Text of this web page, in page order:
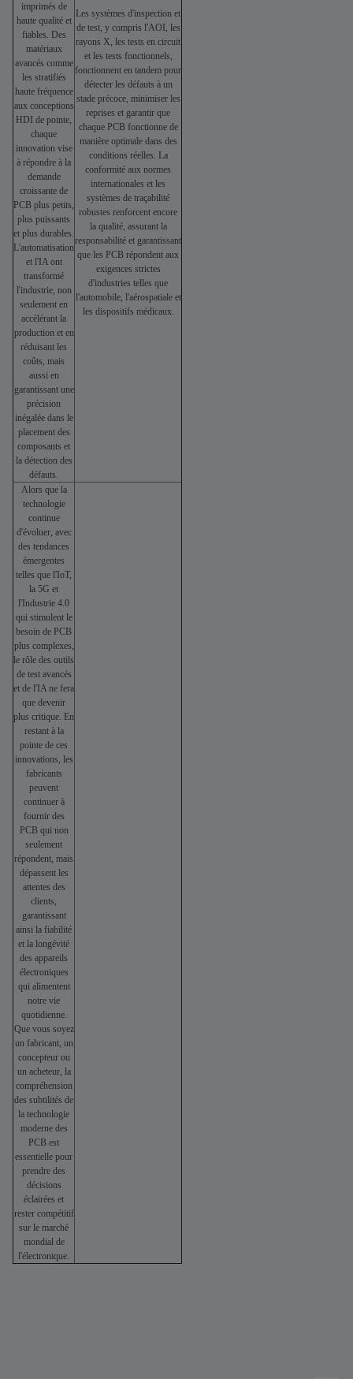
imprimés de
haute qualité et
fiables. Des
matériaux
avancés comme
les stratifiés
haute fréquence
aux conceptions
HDI de pointe,
chaque
innovation vise
à répondre à la
demande
croissante de
PCB plus petits,
plus puissants
et plus durables.
L'automatisation
et l'IA ont
transformé
l'industrie, non
seulement en
accélérant la
production et en
réduisant les
coûts, mais
aussi en
garantissant une
précision
inégalée dans le
placement des
composants et
la détection des
défauts.
Les systèmes d'inspection et
de test, y compris l'AOI, les
rayons X, les tests en circuit
et les tests fonctionnels,
fonctionnent en tandem pour
détecter les défauts à un
stade précoce, minimiser les
reprises et garantir que
chaque PCB fonctionne de
manière optimale dans des
conditions réelles. La
conformité aux normes
internationales et les
systèmes de traçabilité
robustes renforcent encore
la qualité, assurant la
responsabilité et garantissant
que les PCB répondent aux
exigences strictes
d'industries telles que
l'automobile, l'aérospatiale et
les dispositifs médicaux.
Alors que la
technologie
continue
d'évoluer, avec
des tendances
émergentes
telles que l'IoT,
la 5G et
l'Industrie 4.0
qui stimulent le
besoin de PCB
plus complexes,
le rôle des outils
de test avancés
et de l'IA ne fera
que devenir
plus critique. En
restant à la
pointe de ces
innovations, les
fabricants
peuvent
continuer à
fournir des
PCB qui non
seulement
répondent, mais
dépassent les
attentes des
clients,
garantissant
ainsi la fiabilité
et la longévité
des appareils
électroniques
qui alimentent
notre vie
quotidienne.
Que vous soyez
un fabricant, un
concepteur ou
un acheteur, la
compréhension
des subtilités de
la technologie
moderne des
PCB est
essentielle pour
prendre des
décisions
éclairées et
rester compétitif
sur le marché
mondial de
l'électronique.